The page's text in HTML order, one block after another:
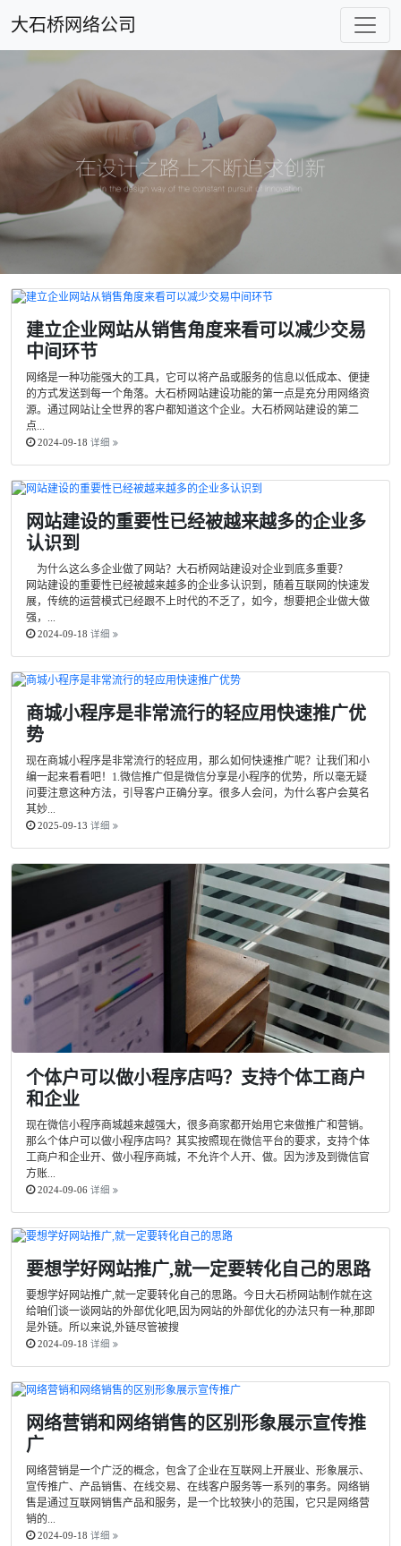
大石桥网络公司
建立企业网站从销售角度来看可以减少交易
中间环节
网络是一种功能强大的工具，它可以将产品或服务的信息以低成本、便捷
的方式发送到每一个角落。大石桥网站建设功能的第一点是充分用网络资
源。通过网站让全世界的客户都知道这个企业。大石桥网站建设的第二
点...
2024-09-18 详细
网站建设的重要性已经被越来越多的企业多
认识到
为什么这么多企业做了网站？大石桥网站建设对企业到底多重要？
网站建设的重要性已经被越来越多的企业多认识到，随着互联网的快速发
展，传统的运营模式已经跟不上时代的不乏了，如今，想要把企业做大做
强，...
2024-09-18 详细
商城小程序是非常流行的轻应用快速推广优
势
现在商城小程序是非常流行的轻应用，那么如何快速推广呢？让我们和小
编一起来看看吧！1.微信推广但是微信分享是小程序的优势，所以毫无疑
问要注意这种方法，引导客户正确分享。很多人会问，为什么客户会莫名
其妙...
2025-09-13 详细
个体户可以做小程序店吗？支持个体工商户
和企业
现在微信小程序商城越来越强大，很多商家都开始用它来做推广和营销。
那么个体户可以做小程序店吗？其实按照现在微信平台的要求，支持个体
工商户和企业开、做小程序商城，不允许个人开、做。因为涉及到微信官
方账...
2024-09-06 详细
要想学好网站推广,就一定要转化自己的思路
要想学好网站推广,就一定要转化自己的思路。今日大石桥网站制作就在这
给咱们谈一谈网站的外部优化吧,因为网站的外部优化的办法只有一种,那即
是外链。所以来说,外链尽管被搜
2024-09-18 详细
网络营销和网络销售的区别形象展示宣传推
广
网络营销是一个广泛的概念，包含了企业在互联网上开展业、形象展示、
宣传推广、产品销售、在线交易、在线客户服务等一系列的事务。网络销
售是通过互联网销售产品和服务，是一个比较狭小的范围，它只是网络营
销的...
2024-09-18 详细